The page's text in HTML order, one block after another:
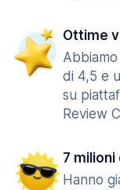
Ottime
di 4,5 e
su
Review
7
Hanno